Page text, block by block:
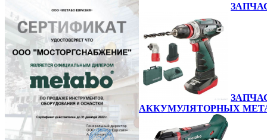
АККУМУЛЯТОРНЫХ